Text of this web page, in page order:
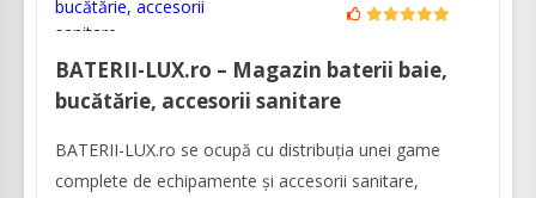
BATERII-LUX.ro – Magazin baterii baie,
bucătărie, accesorii sanitare
BATERII-LUX.ro se ocupă cu distribuția unei game
complete de echipamente și accesorii sanitare,